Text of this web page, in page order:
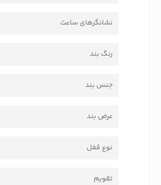
نشانگرهای ساعت
رنگ بند
جنس بند
عرض بند
نوع قفل
تقویم